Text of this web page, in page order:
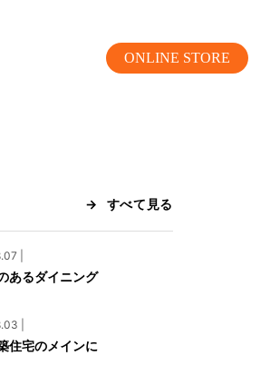
ONLINE STORE
よくあるご質問
お問い合わせ
すべて見る
|
あるダイニング
|
住宅のメインに